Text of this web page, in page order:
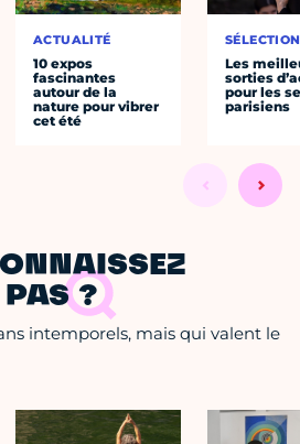
ACTUALITÉ
10 expos
fascinantes
autour de la
nature pour vibrer
cet été
SÉLECTION
Les
sorties
pour les
parisiens
PAS ?
intemporels, mais qui valent le